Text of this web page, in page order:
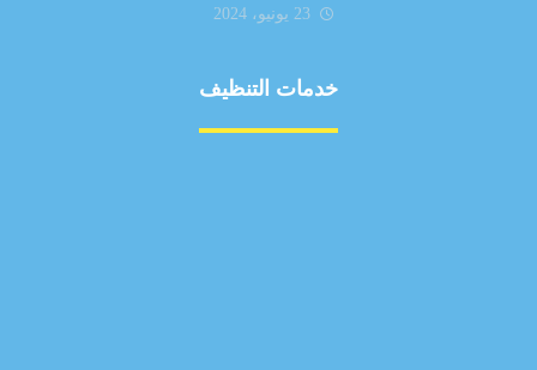
23 يونيو، 2024
خدمات التنظيف